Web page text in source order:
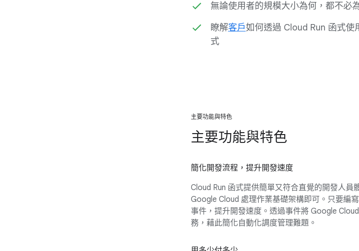
無論使用者的規模大小為何，都不必
瞭解客戶如何透過 Cloud Run 函式使
式
主要功能與特色
主要功能與特色
簡化開發流程，提升開發速度
Cloud Run 函式提供簡單又符合直覺的開發人員
Google Cloud 處理作業基礎架構即可。只要編
事件，提升開發速度。透過事件將 Google
務，藉此簡化自動化調度管理難題。